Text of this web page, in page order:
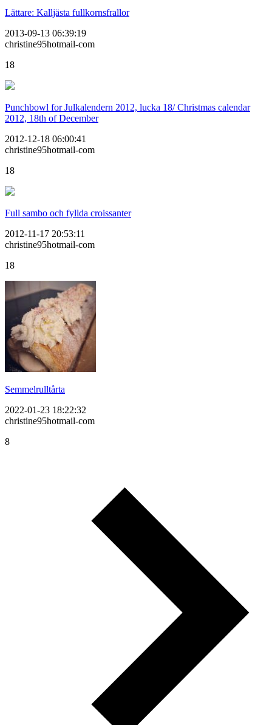
Lättare: Kalljästa fullkornsfrallor
2013-09-13 06:39:19
christine95hotmail-com
18
Punchbowl for Julkalendern 2012, lucka 18/ Christmas calendar
2012, 18th of December
2012-12-18 06:00:41
christine95hotmail-com
18
Full sambo och fyllda croissanter
2012-11-17 20:53:11
christine95hotmail-com
18
Semmelrulltårta
2022-01-23 18:22:32
christine95hotmail-com
8